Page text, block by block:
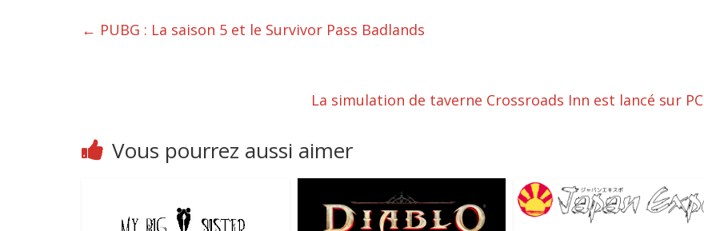
← PUBG : La saison 5 et le Survivor Pass Badlands
La simulation de taverne Crossroads Inn est lancé sur PC
Vous pourrez aussi aimer